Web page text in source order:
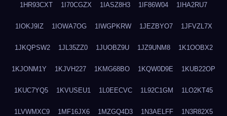
1HR93CXT 1I70CGZX 1IASZ8H3 1IF86W04 1IHA2RU7
1IOKJ9IZ 1IOWA7OG 1IWGPKRW 1JEZBYO7 1JFVZL7X
1JKQPSW2 1JL35ZZ0 1JUOBZ9U 1JZ9UNM8 1K1OOBX2
1KJONM1Y 1KJVH227 1KMG68BO 1KQW0D9E 1KUB22OP
1KUC7YQ5 1KVUSEU1 1L0EECVC 1L92C1GM 1LO2KT45
1LVWMXC9 1MF16JX6 1MZGQ4D3 1N3AELFF 1N3R82X5